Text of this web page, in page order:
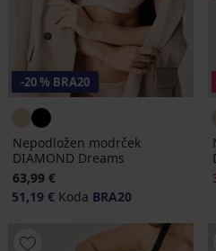
-20 % BRA20
Nepodložen modrček
DIAMOND Dreams
63,99 €
51,19 € Koda BRA20